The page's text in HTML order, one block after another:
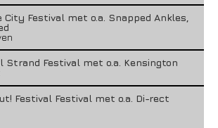
City Festival met o.a. Snapped Ankles,
Strand Festival met o.a. Kensington
Festival Festival met o.a. Di-rect